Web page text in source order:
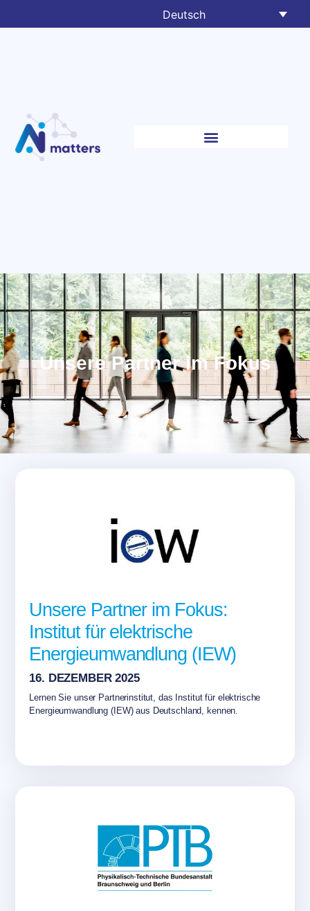
Deutsch
Unsere Partner im Fokus
Unsere Partner im Fokus:
Institut für elektrische
Energieumwandlung (IEW)
16. DEZEMBER 2025
Lernen Sie unser Partnerinstitut, das Institut für elektrische
Energieumwandlung (IEW) aus Deutschland, kennen.